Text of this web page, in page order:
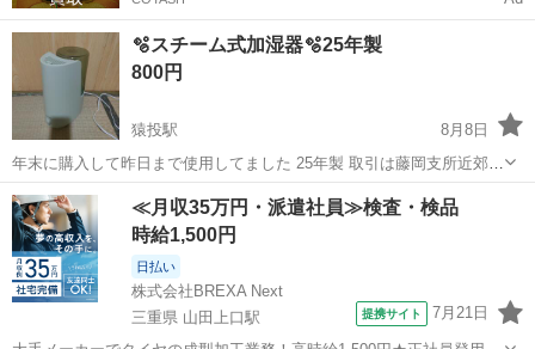
🫧スチーム式加湿器🫧25年製
800円
猿投駅
8月8日
年末に購入して昨日まで使用してました 25年製 取引は藤岡支所近郊で
す 申し訳ありませんが 日本語分からないユーザーと 定型文はお断り
させてください🙏
愛知 豊田市 猿投駅 季節、空調家電 スチーム
≪月収35万円・派遣社員≫検査・検品
時給1,500円
日払い
株式会社BREXA Next
三重県 山田上口駅
提携サイト 7月21日